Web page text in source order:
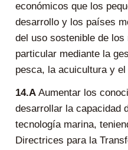
económicos que los
desarrollo y los países
del uso sostenible de
particular mediante la
pesca, la acuicultura y
14.A Aumentar los
desarrollar la capacidad
tecnología marina,
Directrices para la